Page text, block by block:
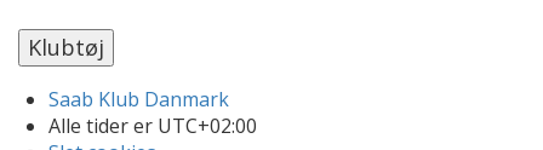
Saab Klub Danmark
Alle tider er UTC+02:00